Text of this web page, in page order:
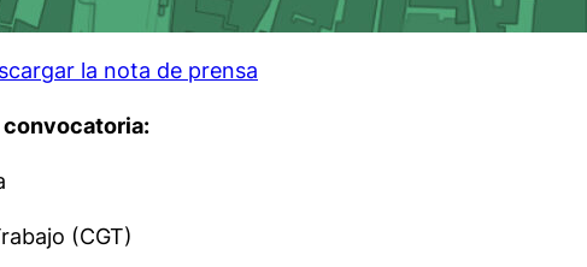
la nota de prensa
convocatoria:
(CGT)